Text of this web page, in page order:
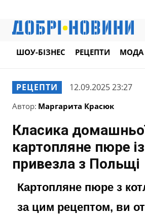
ШОУ-БІЗНЕС РЕЦЕПТИ МОДА
РЕЦЕПТИ 12.09.2025 23:27
Автор: Маргарита Красюк
Класика
картопляне пюре
привезла з Польщі
Картопляне пюре з
за цим рецептом, ви